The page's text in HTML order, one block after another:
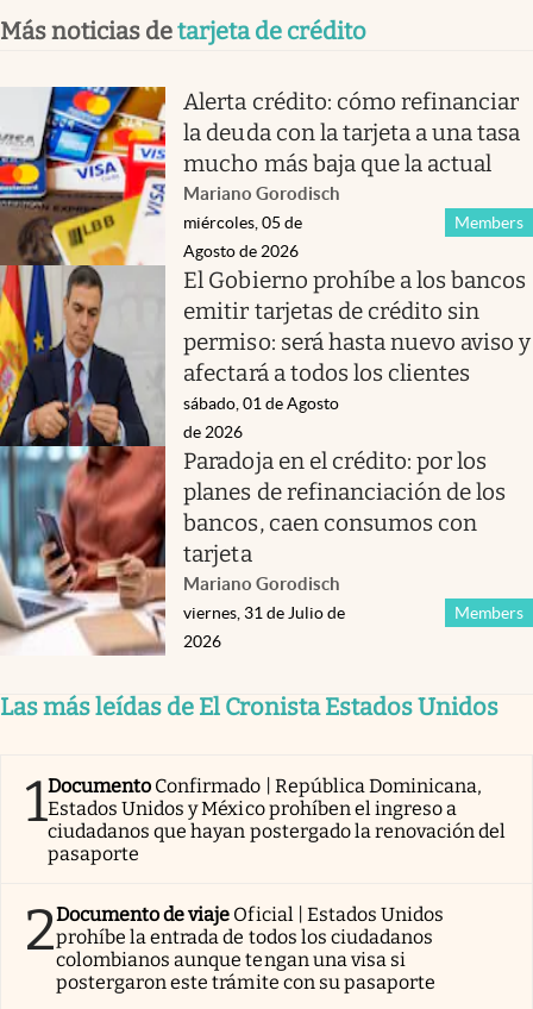
Más noticias detarjeta de crédito
Alerta crédito: cómo refinanciar
la deuda con la tarjeta a una tasa
mucho más baja que la actual
Mariano Gorodisch
Members
miércoles, 05 de
Agosto de 2026
El Gobierno prohíbe a los bancos
emitir tarjetas de crédito sin
permiso: será hasta nuevo aviso y
afectará a todos los clientes
sábado, 01 de Agosto
de 2026
Paradoja en el crédito: por los
planes de refinanciación de los
bancos, caen consumos con
tarjeta
Mariano Gorodisch
Members
viernes, 31 de Julio de
2026
Las más leídas de El Cronista Estados Unidos
1Documento Confirmado | República Dominicana,
Estados Unidos y México prohíben el ingreso a
ciudadanos que hayan postergado la renovación del
pasaporte
2Documento de viaje Oficial | Estados Unidos
prohíbe la entrada de todos los ciudadanos
colombianos aunque tengan una visa si
postergaron este trámite con su pasaporte